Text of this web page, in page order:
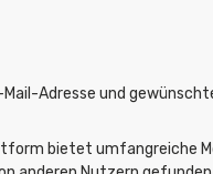
Mail-Adresse und
bietet umfangreiche